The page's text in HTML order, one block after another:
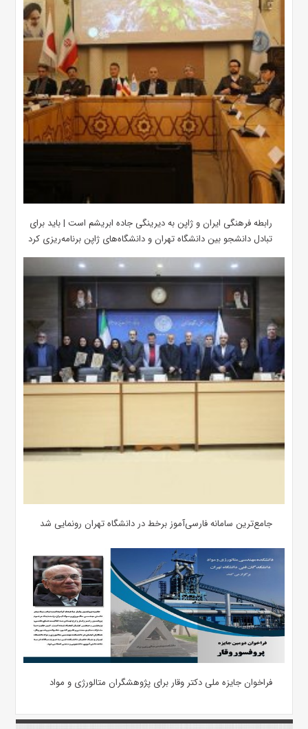
رابطه فرهنگی ایران و ژاپن به دیرینگی جاده ابریشم است | باید برای
تبادل دانشجو بین دانشگاه تهران و دانشگاه‌های ژاپن برنامه‌ریزی کرد
جامع‌ترین سامانه فارسی‌آموز برخط در دانشگاه تهران رونمایی شد
فراخوان جایزه ملی دکتر وقار برای پژوهشگران متالورژی و مواد